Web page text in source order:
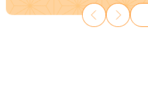
種なし 先行予約 富士川町
10000円 一万円 9000円 九千円